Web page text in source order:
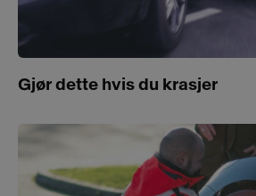
Gjør dette hvis du krasjer